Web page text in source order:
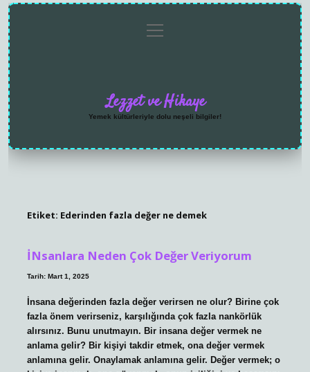
menüyü
aç
Lezzet ve Hikaye
Yemek kültürleriyle dolu neşeli bilgiler!
Etiket: Ederinden fazla değer ne demek
İNsanlara Neden Çok Değer Veriyorum
Tarih: Mart 1, 2025
İnsana değerinden fazla değer verirsen ne olur? Birine çok
fazla önem verirseniz, karşılığında çok fazla nankörlük
alırsınız. Bunu unutmayın. Bir insana değer vermek ne
anlama gelir? Bir kişiyi takdir etmek, ona değer vermek
anlamına gelir. Onaylamak anlamına gelir. Değer vermek; o